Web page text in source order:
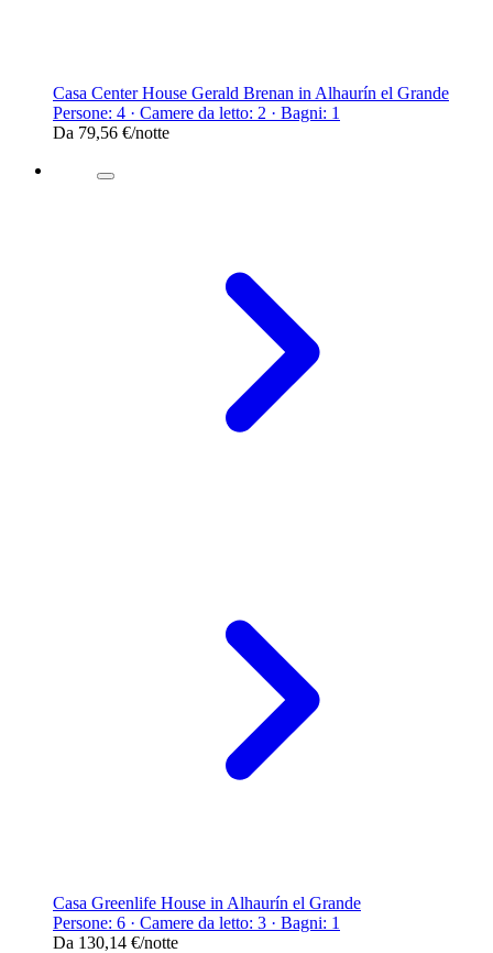
Casa Center House Gerald Brenan in Alhaurín el Grande
Persone: 4 · Camere da letto: 2 · Bagni: 1
Da 79,56 €/notte
Casa Greenlife House in Alhaurín el Grande
Persone: 6 · Camere da letto: 3 · Bagni: 1
Da 130,14 €/notte